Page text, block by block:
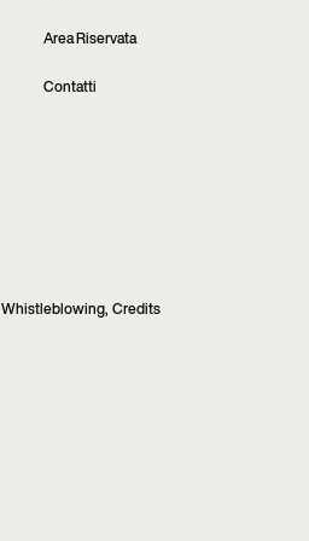
Area Riservata
Contatti
Whistleblowing, Credits